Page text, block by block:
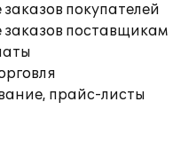
покупателей
поставщикам
прайс-листы